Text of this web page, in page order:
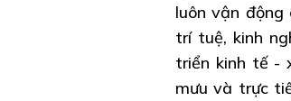
luôn vận động
trí tuệ, kinh
triển kinh tế -
mưu và trực